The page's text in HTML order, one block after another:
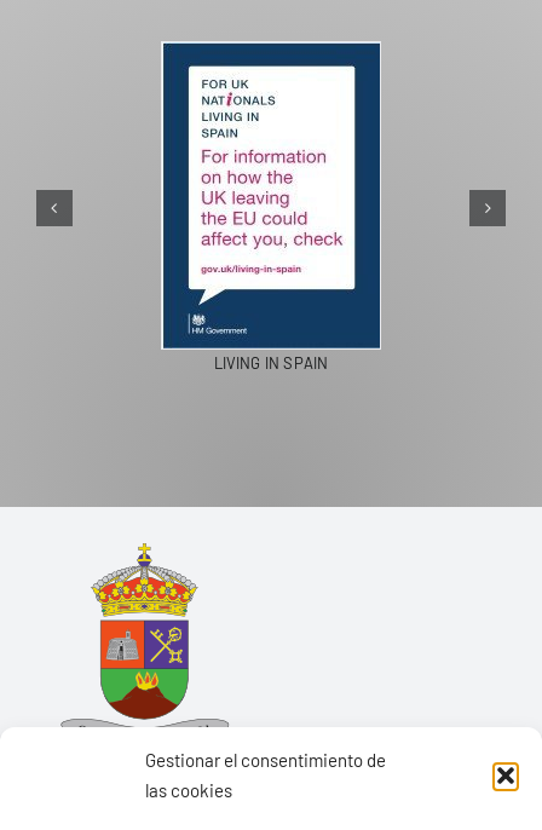
Gestionar el consentimiento de
las cookies
LIVING IN SPAIN